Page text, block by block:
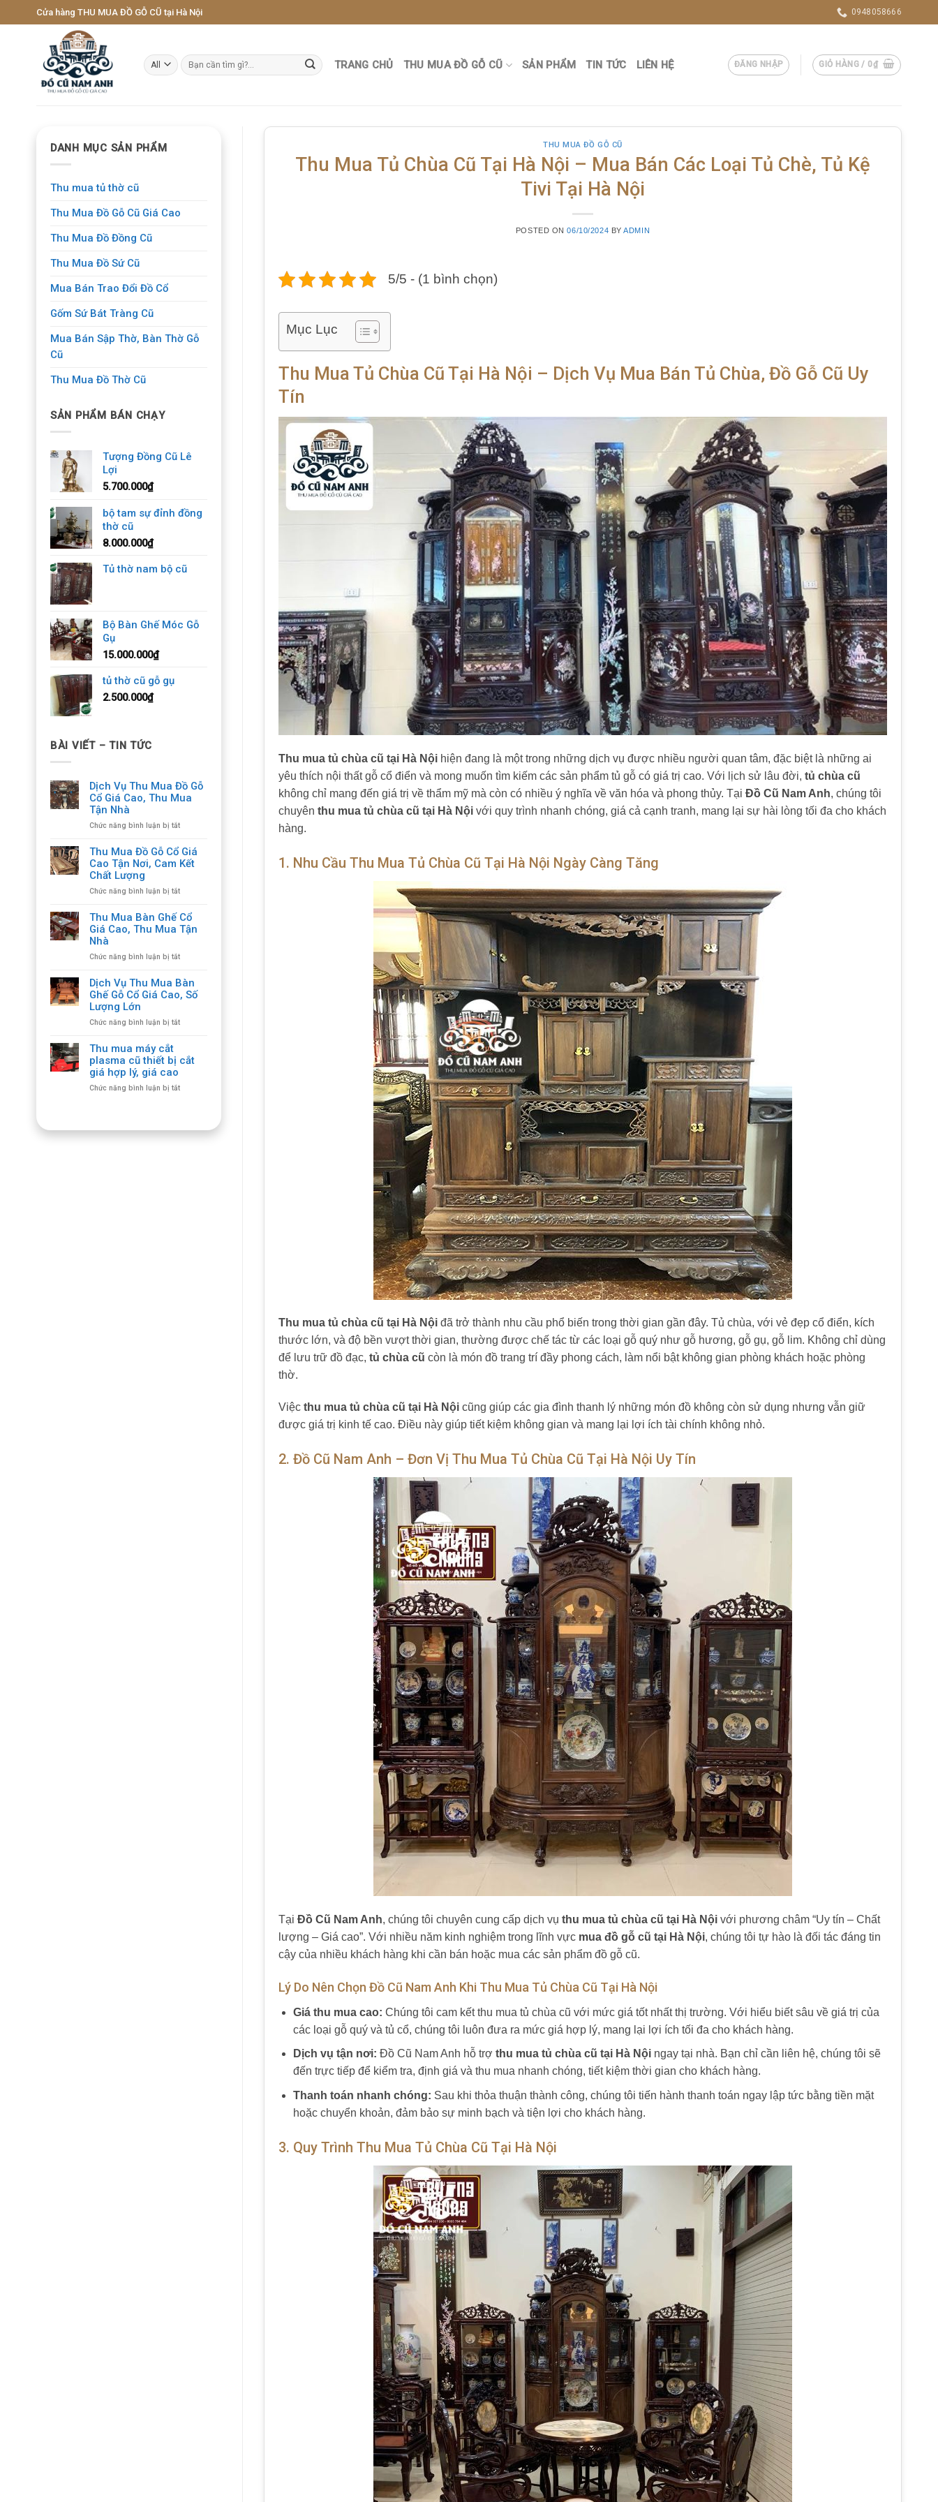
to
Cửa hàng THU MUA ĐỒ GỖ CŨ tại Hà Nội 0948058666
Tìm
kiếm:
TRANG CHỦ THU MUA ĐỒ GỖ CŨ SẢN PHẨM TIN TỨC LIÊN HỆ ĐĂNG NHẬP GIỎ HÀNG / 0₫
DANH MỤC SẢN PHẨM
Thu mua tủ thờ cũ
Thu Mua Đồ Gỗ Cũ Giá Cao
Thu Mua Đồ Đồng Cũ
Thu Mua Đồ Sứ Cũ
Mua Bán Trao Đổi Đồ Cổ
Gốm Sứ Bát Tràng Cũ
Mua Bán Sập Thờ, Bàn Thờ Gỗ
Cũ
Thu Mua Đồ Thờ Cũ
SẢN PHẨM BÁN CHẠY
Tượng Đồng Cũ Lê
Lợi
5.700.000₫
bộ tam sự đỉnh đồng
thờ cũ
8.000.000₫
Tủ thờ nam bộ cũ
Bộ Bàn Ghế Móc Gỗ
Gụ
15.000.000₫
tủ thờ cũ gỗ gụ
2.500.000₫
BÀI VIẾT – TIN TỨC
Dịch Vụ Thu Mua Đồ Gỗ
Cổ Giá Cao, Thu Mua
Tận Nhà
Chức năng bình luận bị tắtở
Vụ
Thu
Mua
Gỗ
Giá
Cao,
Thu
Tận
Thu Mua Đồ Gỗ Cổ Giá
Cao Tận Nơi, Cam Kết
Chất Lượng
Chức năng bình luận bị tắtở
Mua
Đồ
Gỗ
Giá
Tận
Nơi,
Cam
Chất
Thu Mua Bàn Ghế Cổ
Giá Cao, Thu Mua Tận
Nhà
Chức năng bình luận bị tắtở
Mua
Bàn
Ghế
Giá
Mua
Dịch Vụ Thu Mua Bàn
Ghế Gỗ Cổ Giá Cao, Số
Lượng Lớn
Chức năng bình luận bị tắtở
Thu
Mua
Ghế
Cao,
Thu mua máy cắt
plasma cũ thiết bị cắt
giá hợp lý, giá cao
Chức năng bình luận bị tắtở
cắt
THU MUA ĐỒ GỖ CŨ
Thu Mua Tủ Chùa Cũ Tại Hà Nội – Mua Bán Các Loại Tủ Chè, Tủ Kệ
Tivi Tại Hà Nội
POSTED ON06/10/2024 BYADMIN
5/5 - (1 bình chọn)
Mục Lục
Thu Mua Tủ Chùa Cũ Tại Hà Nội – Dịch Vụ Mua Bán Tủ Chùa, Đồ Gỗ Cũ Uy
Tín
Thu mua tủ chùa cũ tại Hà Nội hiện đang là một trong những dịch vụ được nhiều người quan tâm, đặc biệt là những ai
yêu thích nội thất gỗ cổ điển và mong muốn tìm kiếm các sản phẩm tủ gỗ có giá trị cao. Với lịch sử lâu đời, tủ chùa cũ
không chỉ mang đến giá trị về thẩm mỹ mà còn có nhiều ý nghĩa về văn hóa và phong thủy. Tại Đồ Cũ Nam Anh, chúng tôi
chuyên thu mua tủ chùa cũ tại Hà Nội với quy trình nhanh chóng, giá cả cạnh tranh, mang lại sự hài lòng tối đa cho khách
hàng.
1. Nhu Cầu Thu Mua Tủ Chùa Cũ Tại Hà Nội Ngày Càng Tăng
Thu mua tủ chùa cũ tại Hà Nội đã trở thành nhu cầu phổ biến trong thời gian gần đây. Tủ chùa, với vẻ đẹp cổ điển, kích
thước lớn, và độ bền vượt thời gian, thường được chế tác từ các loại gỗ quý như gỗ hương, gỗ gụ, gỗ lim. Không chỉ dùng
để lưu trữ đồ đạc, tủ chùa cũ còn là món đồ trang trí đầy phong cách, làm nổi bật không gian phòng khách hoặc phòng
thờ.
Việc thu mua tủ chùa cũ tại Hà Nội cũng giúp các gia đình thanh lý những món đồ không còn sử dụng nhưng vẫn giữ
được giá trị kinh tế cao. Điều này giúp tiết kiệm không gian và mang lại lợi ích tài chính không nhỏ.
2. Đồ Cũ Nam Anh – Đơn Vị Thu Mua Tủ Chùa Cũ Tại Hà Nội Uy Tín
Tại Đồ Cũ Nam Anh, chúng tôi chuyên cung cấp dịch vụ thu mua tủ chùa cũ tại Hà Nội với phương châm “Uy tín – Chất
lượng – Giá cao”. Với nhiều năm kinh nghiệm trong lĩnh vực mua đồ gỗ cũ tại Hà Nội, chúng tôi tự hào là đối tác đáng tin
cậy của nhiều khách hàng khi cần bán hoặc mua các sản phẩm đồ gỗ cũ.
Lý Do Nên Chọn Đồ Cũ Nam Anh Khi Thu Mua Tủ Chùa Cũ Tại Hà Nội
Giá thu mua cao: Chúng tôi cam kết thu mua tủ chùa cũ với mức giá tốt nhất thị trường. Với hiểu biết sâu về giá trị của
các loại gỗ quý và tủ cổ, chúng tôi luôn đưa ra mức giá hợp lý, mang lại lợi ích tối đa cho khách hàng.
Dịch vụ tận nơi: Đồ Cũ Nam Anh hỗ trợ thu mua tủ chùa cũ tại Hà Nộingay tại nhà. Bạn chỉ cần liên hệ, chúng tôi sẽ
đến trực tiếp để kiểm tra, định giá và thu mua nhanh chóng, tiết kiệm thời gian cho khách hàng.
Thanh toán nhanh chóng: Sau khi thỏa thuận thành công, chúng tôi tiến hành thanh toán ngay lập tức bằng tiền mặt
hoặc chuyển khoản, đảm bảo sự minh bạch và tiện lợi cho khách hàng.
3. Quy Trình Thu Mua Tủ Chùa Cũ Tại Hà Nội